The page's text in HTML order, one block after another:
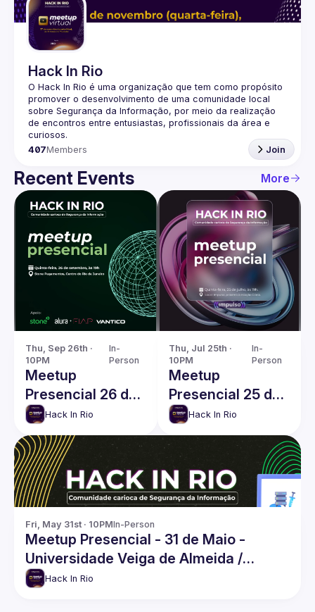
Hack In Rio
O Hack In Rio é uma organização que tem como propósito
promover o desenvolvimento de uma comunidade local
sobre Segurança da Informação, por meio da realização
de encontros entre entusiastas, profissionais da área e
407Members Join
Recent Events More
Thu, Sep 26th ·
10PM
In-
Person
Meetup
Presencial 26 de
Setembro - Hack
In Rio
Hack In Rio
Thu, Jul 25th ·
10PM
In-
Person
Meetup
Presencial 25 de
Julho - Hack In
Rio
Hack In Rio
Fri, May 31st · 10PMIn-Person
Meetup Presencial - 31 de Maio -
Universidade Veiga de Almeida /
Campus Tijuca
Hack In Rio